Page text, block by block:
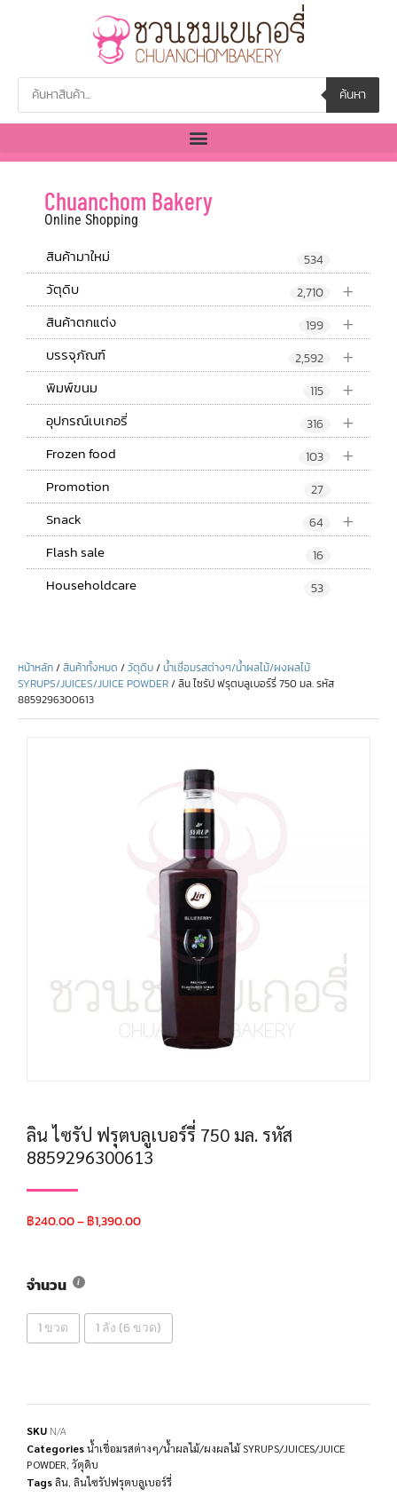
ค้นหา
Chuanchom Bakery
Online Shopping
สินค้ามาใหม่ 534
+
วัตุดิบ 2,710
+
สินค้าตกแต่ง 199
+
บรรจุภัณฑ์ 2,592
+
พิมพ์ขนม 115
+
อุปกรณ์เบเกอรี่ 316
+
Frozen food 103
Promotion 27
+
Snack 64
Flash sale 16
Householdcare 53
หน้าหลัก/สินค้าทั้งหมด /วัตุดิบ/น้ำเชื่อมรสต่างๆ/น้ำผลไม้/ผงผลไม้
SYRUPS/JUICES/JUICE POWDER/ ลิน ไซรัป ฟรุตบลูเบอร์รี่ 750 มล. รหัส
8859296300613
ลิน ไซรัป ฟรุตบลูเบอร์รี่ 750 มล. รหัส
8859296300613
฿240.00–฿1,390.00
จำนวน
1 ขวด 1 ลัง (6 ขวด)
SKU N/A
Categoriesน้ำเชื่อมรสต่างๆ/น้ำผลไม้/ผงผลไม้ SYRUPS/JUICES/JUICE
POWDER วัตุดิบ
Tagsลิน ลินไซรัปฟรุตบลูเบอร์รี่